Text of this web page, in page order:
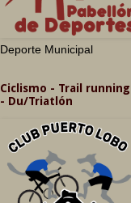
Deporte Municipal
Ciclismo - Trail running
- Du/Triatlón